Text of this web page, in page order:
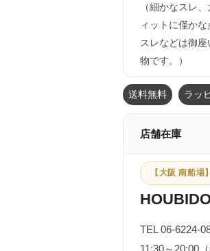
（細かなスレ
ィットに僅か
スレなどは御
物です。）
送料無料 ラッ
店舗在庫
【大阪 南船場】
TEL 06-6224-
11:30～20:00